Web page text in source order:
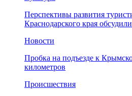
Перспективы развития
Краснодарского края
Новости
Пробка на подъезде к
километров
Происшествия